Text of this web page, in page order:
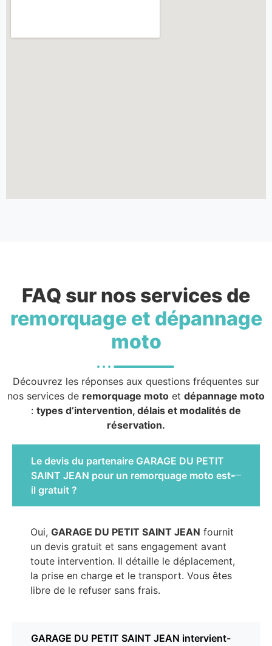
FAQ sur nos services de
remorquage et dépannage
moto
Découvrez les réponses aux questions fréquentes sur
nos services de remorquage moto et dépannage moto
: types d’intervention, délais et modalités de
réservation.
Le devis du partenaire GARAGE DU PETIT
SAINT JEAN pour un remorquage moto est-
il gratuit ?
Oui, GARAGE DU PETIT SAINT JEAN fournit
un devis gratuit et sans engagement avant
toute intervention. Il détaille le déplacement,
la prise en charge et le transport. Vous êtes
libre de le refuser sans frais.
GARAGE DU PETIT SAINT JEAN intervient-